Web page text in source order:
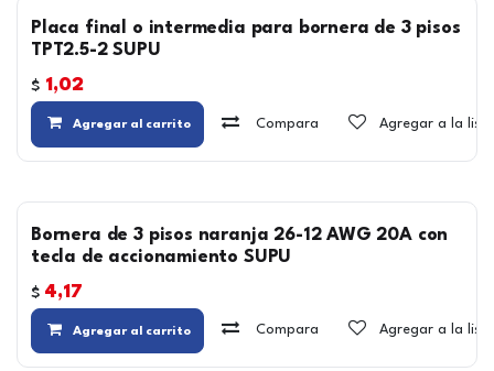
Placa final o intermedia para bornera de 3 pisos
TPT2.5-2 SUPU
$ 1,02
Agregar al carrito Compara Agregar a la
Bornera de 3 pisos naranja 26-12 AWG 20A con
tecla de accionamiento SUPU
$ 4,17
Agregar al carrito Compara Agregar a la